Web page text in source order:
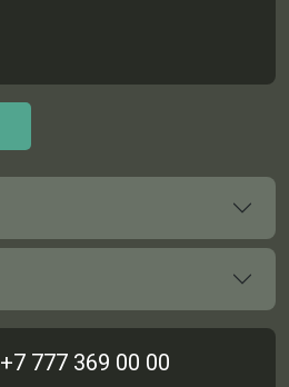
+7 777 369 00 00